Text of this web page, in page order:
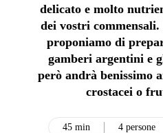
delicato e molto
dei vostri
proponiamo di
gamberi argentini e
però andrà benissimo
crostacei o
45 min 4 persone